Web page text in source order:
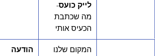
לייק כועס-
מה שכתבת
הכעיס אותי
המקום שלנו
הודעה